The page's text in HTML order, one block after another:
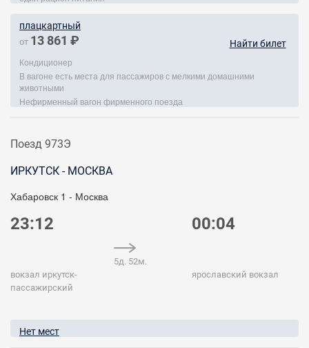
плацкартный
от 13 861 ₽ Найти билет
Кондиционер
В вагоне есть места для пассажиров с мелкими домашними
животными
Нефирменный вагон фирменного поезда
Поезд 973Э
ИРКУТСК - МОСКВА
Хабаровск 1 - Москва
23:12
вокзал иркутск-
пассажирский
5д. 52м.
00:04
ярославский вокзал
Нет мест